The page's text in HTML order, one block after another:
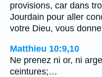
provisions, car dans
Jourdain pour aller
votre Dieu, vous
Matthieu 10:9,10
Ne prenez ni or, ni
ceintures;…